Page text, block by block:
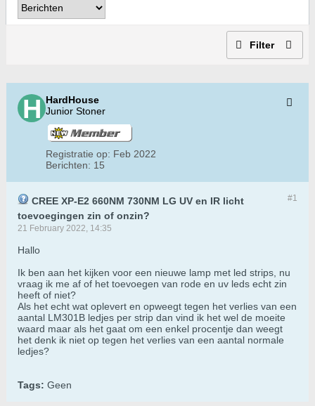
Filter
HardHouse
Junior Stoner
Registratie op: Feb 2022
Berichten: 15
#1
CREE XP-E2 660NM 730NM LG UV en IR licht
toevoegingen zin of onzin?
21 February 2022, 14:35
Hallo
Ik ben aan het kijken voor een nieuwe lamp met led strips, nu
vraag ik me af of het toevoegen van rode en uv leds echt zin
heeft of niet?
Als het echt wat oplevert en opweegt tegen het verlies van een
aantal LM301B ledjes per strip dan vind ik het wel de moeite
waard maar als het gaat om een enkel procentje dan weegt
het denk ik niet op tegen het verlies van een aantal normale
ledjes?
Tags: Geen